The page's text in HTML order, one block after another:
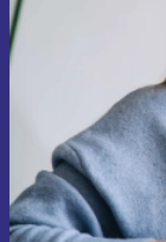
Informácie o
Zásadách